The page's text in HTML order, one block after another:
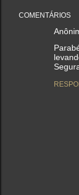
COMENTÁRIOS